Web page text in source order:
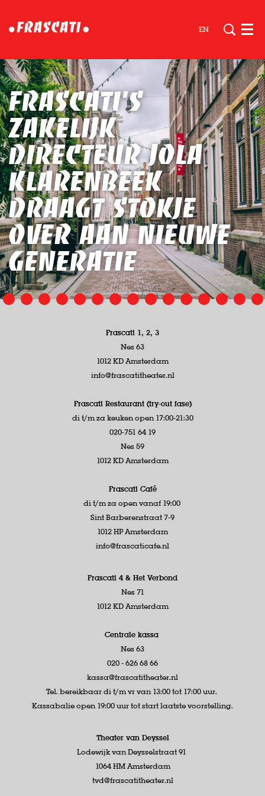
EN
Frascati’s
zakelijk
directeur Jola
Klarenbeek
draagt stokje
over aan nieuwe
generatie
Frascati 1, 2, 3
Nes 63
1012 KD Amsterdam
info@frascatitheater.nl
Frascati Restaurant (try-out fase)
di t/m za keuken open 17:00-21:30
020-751 64 19
Nes 59
1012 KD Amsterdam
Frascati Café
di t/m za open vanaf 19:00
Sint Barberenstraat 7-9
1012 HP Amsterdam
info@frascaticafe.nl
Frascati 4 & Het Verbond
Nes 71
1012 KD Amsterdam
Centrale kassa
Nes 63
020 - 626 68 66
kassa@frascatitheater.nl
Tel. bereikbaar di t/m vr van 13:00 tot 17:00 uur.
Kassabalie open 19:00 uur tot start laatste voorstelling.
Theater van Deyssel
Lodewijk van Deysselstraat 91
1064 HM Amsterdam
tvd@frascatitheater.nl